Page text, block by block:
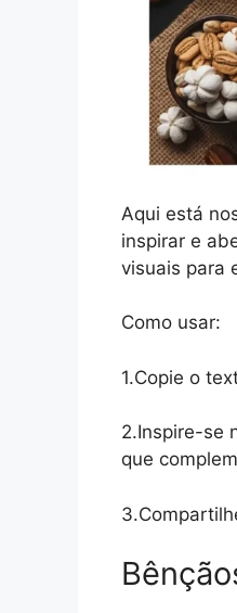
Aqui está
inspirar e
visuais para
Como usar:
1.Copie o
2.Inspire-se
que